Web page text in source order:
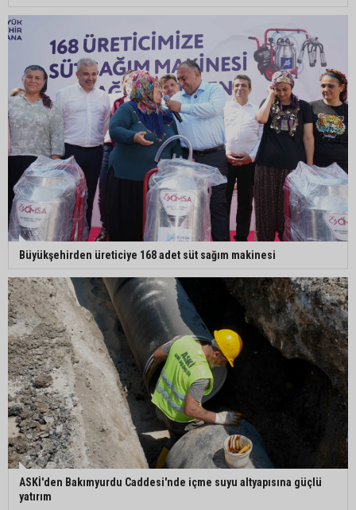
Doğan: "Kredi limitleri her yıl enflasyon oranı
dikkate alınarak güncellenmelidir"
Adana’da motosiklet hırsızından ilginç savunma:
“Eve gitmek için aldım, geri verecektim”
Büyükşehirden üreticiye 168 adet süt sağım makinesi
ASKİ'den Bakımyurdu Caddesi'nde içme suyu altyapısına güçlü
yatırım